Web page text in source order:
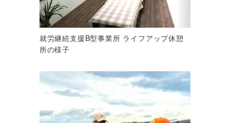
就労継続支援B型事業所 ライフアップ休憩
所の様子